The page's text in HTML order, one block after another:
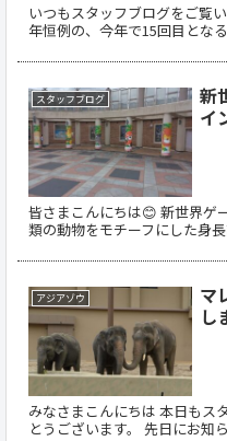
いつもスタッフブログをご覧
年恒例の、今年で15回目とな
スタッフブログ
新
イ
皆さまこんにちは😊 新世界ゲ
類の動物をモチーフにした身
アジアゾウ
マ
し
みなさまこんにちは 本日もス
とうございます。 先日にお知